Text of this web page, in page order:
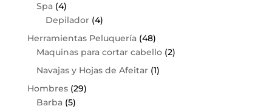
Spa (4)
Depilador (4)
Herramientas Peluquería (48)
Maquinas para cortar cabello (2)
Navajas y Hojas de Afeitar (1)
Hombres (29)
Barba (5)